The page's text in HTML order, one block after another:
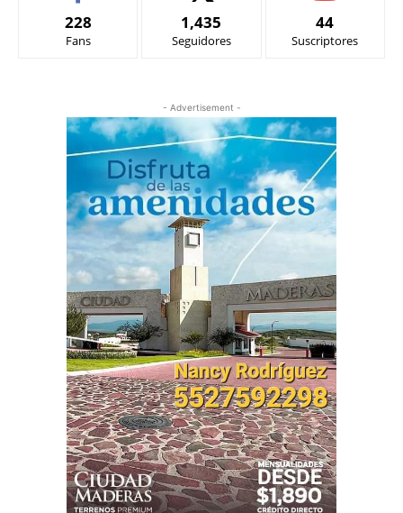
228
Fans
1,435
Seguidores
44
Suscriptores
- Advertisement -